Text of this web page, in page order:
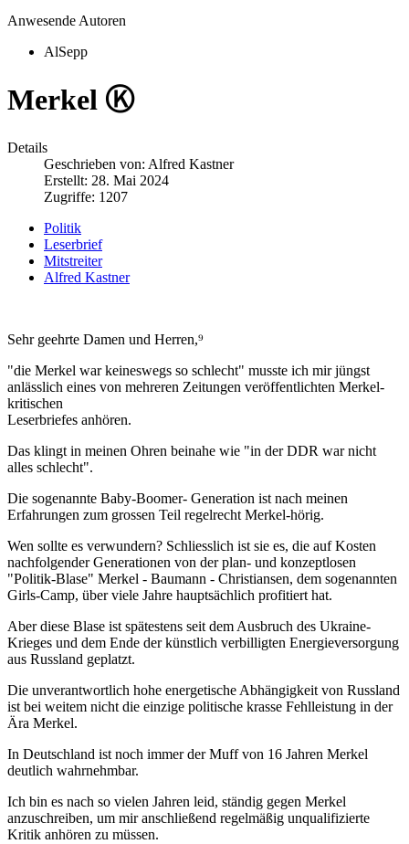
Anwesende Autoren
AlSepp
Merkel Ⓚ
Details
Geschrieben von: Alfred Kastner
Erstellt: 28. Mai 2024
Zugriffe: 1207
Politik
Leserbrief
Mitstreiter
Alfred Kastner
Sehr geehrte Damen und Herren,⁹
"die Merkel war keineswegs so schlecht" musste ich mir jüngst
anlässlich eines von mehreren Zeitungen veröffentlichten Merkel-
kritischen
Leserbriefes anhören.
Das klingt in meinen Ohren beinahe wie "in der DDR war nicht
alles schlecht".
Die sogenannte Baby-Boomer- Generation ist nach meinen
Erfahrungen zum grossen Teil regelrecht Merkel-hörig.
Wen sollte es verwundern? Schliesslich ist sie es, die auf Kosten
nachfolgender Generationen von der plan- und konzeptlosen
"Politik-Blase" Merkel - Baumann - Christiansen, dem sogenannten
Girls-Camp, über viele Jahre hauptsächlich profitiert hat.
Aber diese Blase ist spätestens seit dem Ausbruch des Ukraine-
Krieges und dem Ende der künstlich verbilligten Energieversorgung
aus Russland geplatzt.
Die unverantwortlich hohe energetische Abhängigkeit von Russland
ist bei weitem nicht die einzige politische krasse Fehlleistung in der
Ära Merkel.
In Deutschland ist noch immer der Muff von 16 Jahren Merkel
deutlich wahrnehmbar.
Ich bin es nach so vielen Jahren leid, ständig gegen Merkel
anzuschreiben, um mir anschließend regelmäßig unqualifizierte
Kritik anhören zu müssen.